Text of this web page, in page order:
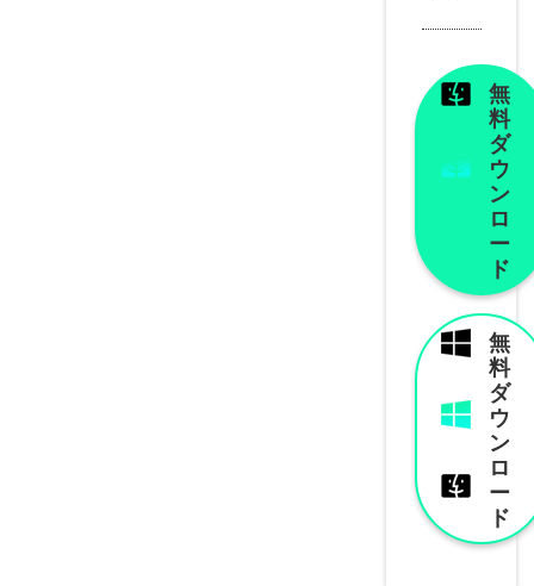
無
料
ダ
ウ
ン
ロ
ー
ド
無
料
ダ
ウ
ン
ロ
ー
ド